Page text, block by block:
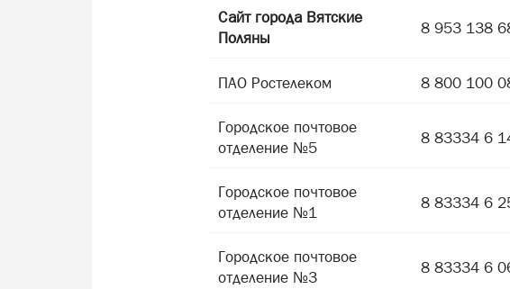
Сайт города Вятские
Поляны
8 953 138
ПАО Ростелеком 8 800 100
Городское почтовое
отделение №5
8 83334 6
Городское почтовое
отделение №1
8 83334 6
Городское почтовое
отделение №3
8 83334 6